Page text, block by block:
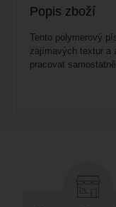
Popis zboží
Tento polymerový
zajímavých textur a
pracovat